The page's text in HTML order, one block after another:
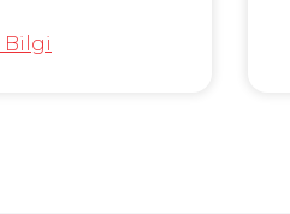
Bilgi